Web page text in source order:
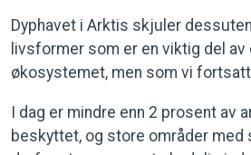
Dyphavet i Arktis skjuler
livsformer som er en viktig del av
økosystemet, men som vi
I dag er mindre enn 2 prosent av
beskyttet, og store områder med